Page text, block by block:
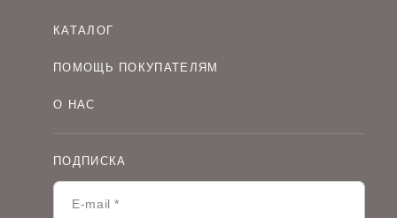
КАТАЛОГ
Детская одежда оптом
ПОМОЩЬ ПОКУПАТЕЛЯМ
Условия сотрудничества
Таблицы размеров
О НАС
Политика конфиденциальности
Наши дилеры
ПОДПИСКА